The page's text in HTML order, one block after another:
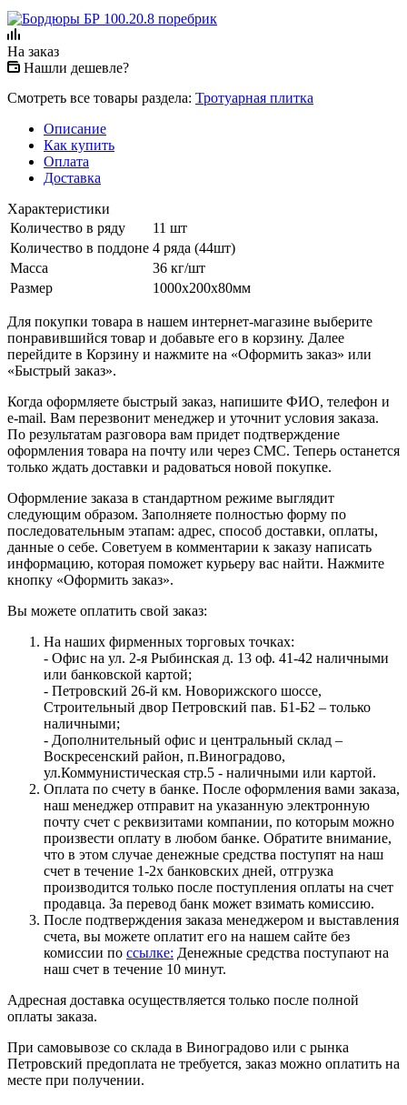
На заказ
Нашли дешевле?
Смотреть все товары раздела: Тротуарная плитка
Описание
Как купить
Оплата
Доставка
Характеристики
Количество в ряду
11 шт
Количество в поддоне 4 ряда (44шт)
Масса
36 кг/шт
Размер
1000х200х80мм
Для покупки товара в нашем интернет-магазине выберите
понравившийся товар и добавьте его в корзину. Далее
перейдите в Корзину и нажмите на «Оформить заказ» или
«Быстрый заказ».
Когда оформляете быстрый заказ, напишите ФИО, телефон и
e-mail. Вам перезвонит менеджер и уточнит условия заказа.
По результатам разговора вам придет подтверждение
оформления товара на почту или через СМС. Теперь останется
только ждать доставки и радоваться новой покупке.
Оформление заказа в стандартном режиме выглядит
следующим образом. Заполняете полностью форму по
последовательным этапам: адрес, способ доставки, оплаты,
данные о себе. Советуем в комментарии к заказу написать
информацию, которая поможет курьеру вас найти. Нажмите
кнопку «Оформить заказ».
Вы можете оплатить свой заказ:
На наших фирменных торговых точках:
- Офис на ул. 2-я Рыбинская д. 13 оф. 41-42 наличными
или банковской картой;
- Петровский 26-й км. Новорижского шоссе,
Строительный двор Петровский пав. Б1-Б2 – только
наличными;
- Дополнительный офис и центральный склад –
Воскресенский район, п.Виноградово,
ул.Коммунистическая стр.5 - наличными или картой.
Оплата по счету в банке. После оформления вами заказа,
наш менеджер отправит на указанную электронную
почту счет с реквизитами компании, по которым можно
произвести оплату в любом банке. Обратите внимание,
что в этом случае денежные средства поступят на наш
счет в течение 1-2х банковских дней, отгрузка
производится только после поступления оплаты на счет
продавца. За перевод банк может взимать комиссию.
После подтверждения заказа менеджером и выставления
счета, вы можете оплатит его на нашем сайте без
комиссии по ссылке: Денежные средства поступают на
наш счет в течение 10 минут.
Адресная доставка осуществляется только после полной
оплаты заказа.
При самовывозе со склада в Виноградово или с рынка
Петровский предоплата не требуется, заказ можно оплатить на
месте при получении.